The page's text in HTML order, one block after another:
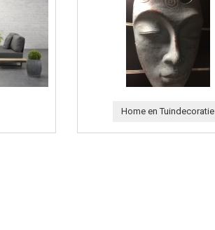
Home en Tuindecoratie